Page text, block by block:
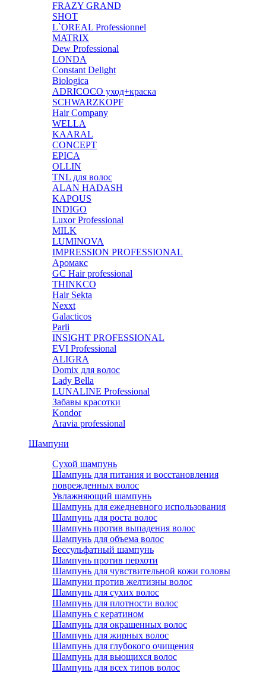
FRAZY GRAND
SHOT
L`OREAL Professionnel
MATRIX
Dew Professional
LONDA
Constant Delight
Biologica
ADRICOCO уход+краска
SCHWARZKOPF
Hair Company
WELLA
KAARAL
CONCEPT
EPICA
OLLIN
TNL для волос
ALAN HADASH
KAPOUS
INDIGO
Luxor Professional
MILK
LUMINOVA
IMPRESSION PROFESSIONAL
Аромакс
GC Hair professional
THINKCO
Hair Sekta
Nexxt
Galacticos
Parli
INSIGHT PROFESSIONAL
EVI Professional
ALIGRA
Domix для волос
Lady Bella
LUNALINE Professional
Забавы красотки
Kondor
Aravia professional
Шампуни
Сухой шампунь
Шампунь для питания и восстановления
поврежденных волос
Увлажняющий шампунь
Шампунь для ежедневного использования
Шампунь для роста волос
Шампунь против выпадения волос
Шампунь для объема волос
Бессульфатный шампунь
Шампунь против перхоти
Шампунь для чувствительной кожи головы
Шампуни против желтизны волос
Шампунь для сухих волос
Шампунь для плотности волос
Шампунь с кератином
Шампунь для окрашенных волос
Шампунь для жирных волос
Шампунь для глубокого очищения
Шампунь для вьющихся волос
Шампунь для всех типов волос